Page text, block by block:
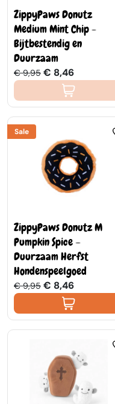
ZippyPaws Donutz
Medium Mint Chip -
Bijtbestendig en
Duurzaam
€ 9,95 € 8,46
Sale
ZippyPaws Donutz M
Pumpkin Spice –
Duurzaam Herfst
Hondenspeelgoed
€ 9,95 € 8,46